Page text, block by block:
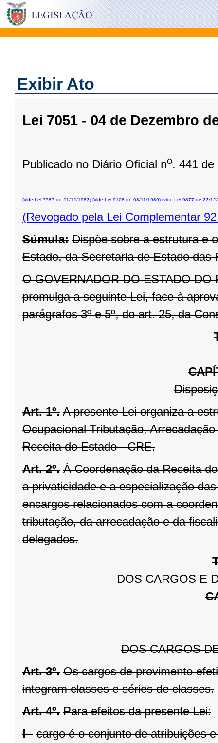
Exibir Ato
Lei 7051 - 04 de Dezembro
Publicado no Diário Oficial no. 441 de
(vide Lei 7787 de 21/12/1983) (vide Lei 9108 de 03/11/1989) (vide Lei 9877 de 23/
(Revogado pela Lei Complementar
Súmula: Dispõe sobre a estrutura e
Estado, da Secretaria de Estado das
O GOVERNADOR DO ESTADO DO
promulga a seguinte Lei, face à
parágrafos 3º e 5º, do art. 25, da
Art. 1º. A presente Lei organiza a
Ocupacional Tributação,
Receita do Estado - CRE.
Art. 2º. À Coordenação da Receita
a privaticidade e a especialização
encargos relacionados com a
tributação, da arrecadação e da
delegados.
DOS CARGOS E
DOS CARGOS
Art. 3º. Os cargos de provimento
integram classes e séries de classes.
Art. 4º. Para efeitos da presente Lei:
I - cargo é o conjunto de atribuições